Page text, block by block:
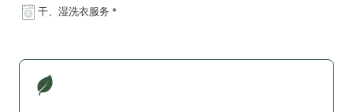
干、湿洗衣服务 *